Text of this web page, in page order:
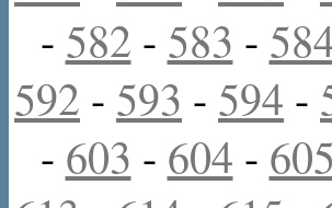
- 582 - 583 -
592 - 593 - 594 -
- 603 - 604 - 605